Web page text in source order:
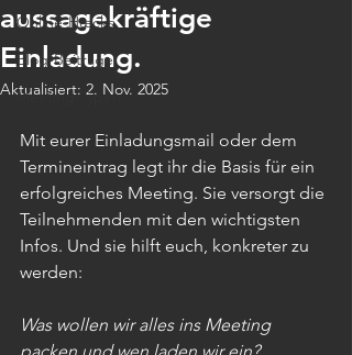
Online-Hæcks
Blog-Beiträge
Meeting-Typen
aussagekräftige
Einladung.
Aktualisiert: 2. Nov. 2025
Mit eurer Einladungsmail oder dem
Termineintrag legt ihr die Basis für ein
erfolgreiches Meeting. Sie versorgt die
Teilnehmenden mit den wichtigsten
Infos. Und sie hilft euch, konkreter zu
werden:
Was wollen wir alles ins Meeting